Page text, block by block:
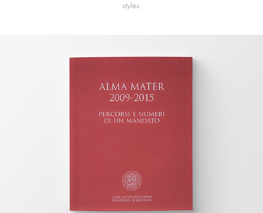
styles.